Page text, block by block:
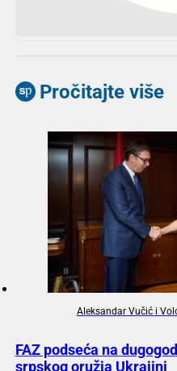
Pročitajte više
Aleksandar Vučić i
FAZ podseća na
srpskog oružja Ukrajini